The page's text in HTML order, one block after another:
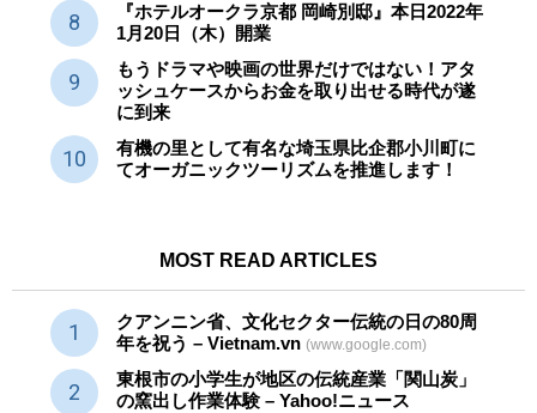
『ホテルオークラ京都 岡崎別邸』本日2022年
1月20日（木）開業
もうドラマや映画の世界だけではない！アタ
ッシュケースからお金を取り出せる時代が遂
に到来
有機の里として有名な埼玉県比企郡小川町に
てオーガニックツーリズムを推進します！
MOST READ ARTICLES
クアンニン省、文化セクター伝統の日の80周
年を祝う – Vietnam.vn (www.google.com)
東根市の小学生が地区の伝統産業 「関山炭」
の窯出し作業体験 – Yahoo!ニュース